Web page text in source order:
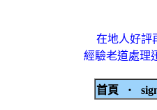
在地人好評
經驗老道處理
首頁 ‧